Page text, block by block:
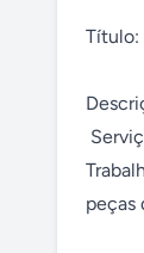
Título:
peças